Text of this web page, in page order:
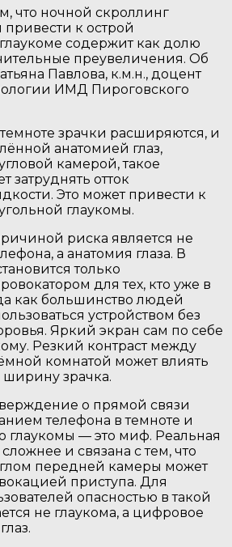
что ночной скроллинг
к острой
содержит как долю
преувеличения. Об
Павлова, к.м.н., доцент
ИМД Пироговского
зрачки расширяются, и
анатомией глаз,
камерой, такое
отток
Это может привести к
глаукомы.
риска является не
а анатомия глаза. В
только
для тех, кто уже в
как большинство людей
устройством без
Яркий экран сам по себе
Резкий контраст между
комнатой может влиять
зрачка.
о прямой связи
телефона в темноте и
глаукомы — это миф. Реальная
и связана с тем, что
передней камеры может
приступа. Для
опасностью в такой
не глаукома, а цифровое